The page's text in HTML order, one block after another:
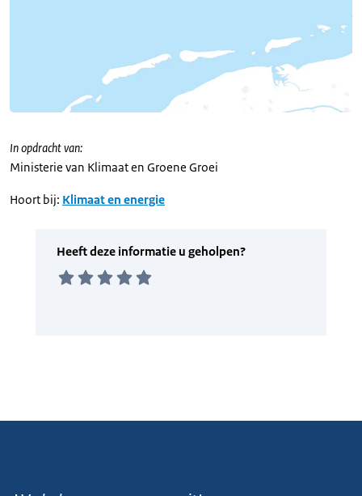
In opdracht van:
Ministerie van Klimaat en Groene Groei
Hoort bij: Klimaat en energie